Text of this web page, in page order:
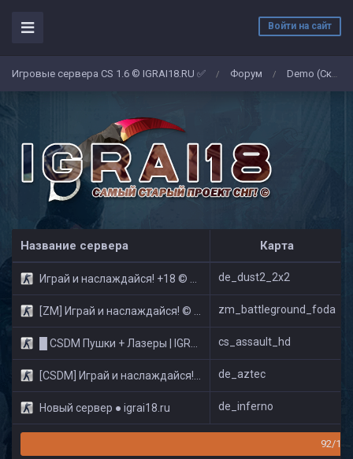
Войти на сайт
Игровые сервера CS 1.6 © IGRAI18.RU ✅ / Форум / Demo (Скриншоты)
Название сервера Карта
Играй и наслаждайся! +18 © Public de_dust2_2x2
[ZM] Играй и наслаждайся! © Zombie Show zm_battleground_foda
█ CSDM Пушки + Лазеры | IGRAI18.RU ツ █ cs_assault_hd
[CSDM] Играй и наслаждайся! © Classic de_aztec
Новый сервер ● igrai18.ru de_inferno
92/160